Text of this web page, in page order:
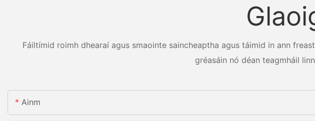
Fáiltímid roimh dhearaí agus smaointe saincheaptha agus táimid in ann
gréasáin nó déan teagmháil
Ainm